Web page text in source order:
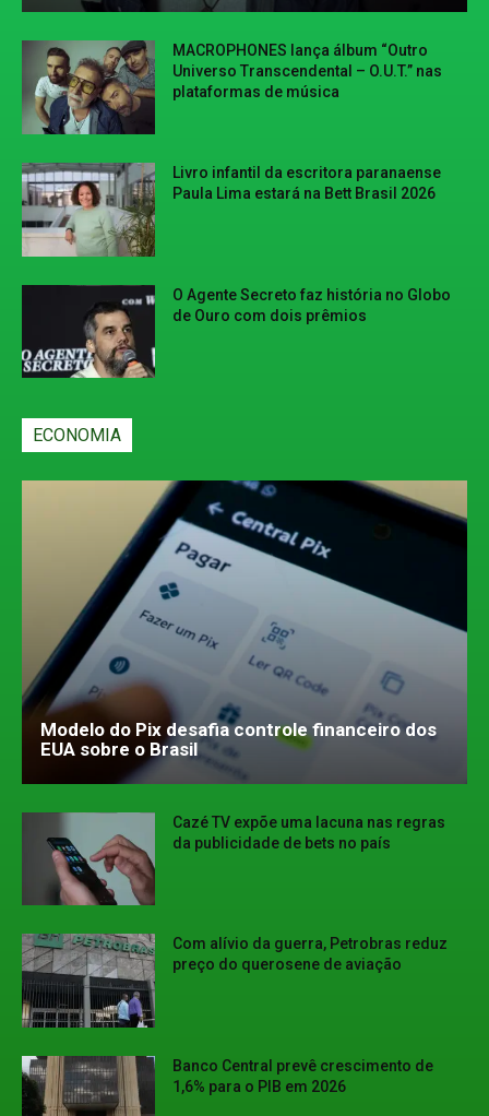
MACROPHONES lança álbum “Outro
Universo Transcendental – O.U.T.” nas
plataformas de música
Livro infantil da escritora paranaense
Paula Lima estará na Bett Brasil 2026
O Agente Secreto faz história no Globo
de Ouro com dois prêmios
ECONOMIA
Modelo do Pix desafia controle financeiro dos
EUA sobre o Brasil
Cazé TV expõe uma lacuna nas regras
da publicidade de bets no país
Com alívio da guerra, Petrobras reduz
preço do querosene de aviação
Banco Central prevê crescimento de
1,6% para o PIB em 2026